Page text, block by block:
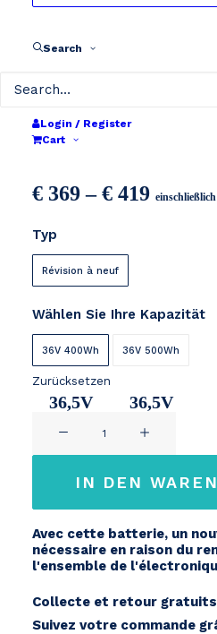
Search
Login / Register
Cart
BMZ E-
€ 369 –€ 419
Typ
Révision à neuf
Wählen Sie Ihre Kapazität
36V 400Wh
36,5V
36V 500Wh
36,5V
Zurücksetzen
IN DEN
Avec cette batterie, un
nécessaire en raison du
l'ensemble de
Collecte et retour gratuits
Suivez votre commande